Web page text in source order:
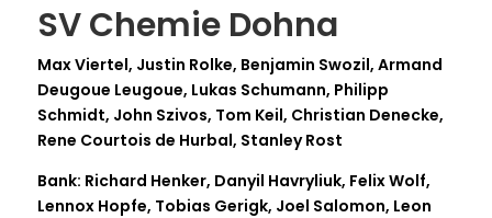
SV Chemie Dohna
Max Viertel, Justin Rolke, Benjamin Swozil, Armand
Deugoue Leugoue, Lukas Schumann, Philipp
Schmidt, John Szivos, Tom Keil, Christian Denecke,
Rene Courtois de Hurbal, Stanley Rost
Bank: Richard Henker, Danyil Havryliuk, Felix Wolf,
Lennox Hopfe, Tobias Gerigk, Joel Salomon, Leon